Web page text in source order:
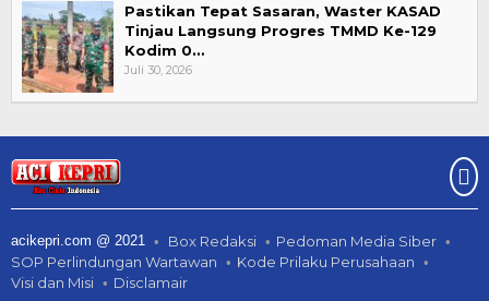
Pastikan Tepat Sasaran, Waster KASAD
Tinjau Langsung Progres TMMD Ke-129
Kodim 0…
Juli 30, 2026
acikepri.com @ 2021 Box Redaksi
Pedoman Media Siber
SOP Perlindungan Wartawan
Kode Prilaku Perusahaan
Visi dan Misi
Disclamair